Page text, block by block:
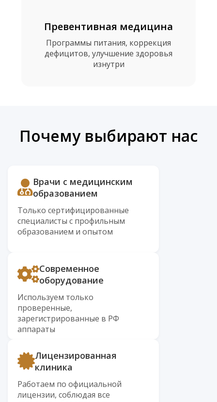
Превентивная медицина
Программы питания, коррекция
дефицитов, улучшение здоровья
изнутри
Почему выбирают нас
Врачи с медицинским
образованием
Только сертифицированные
специалисты с профильным
образованием и опытом
Современное
оборудование
Используем только
проверенные,
зарегистрированные в РФ
аппараты
Лицензированная
клиника
Работаем по официальной
лицензии, соблюдая все